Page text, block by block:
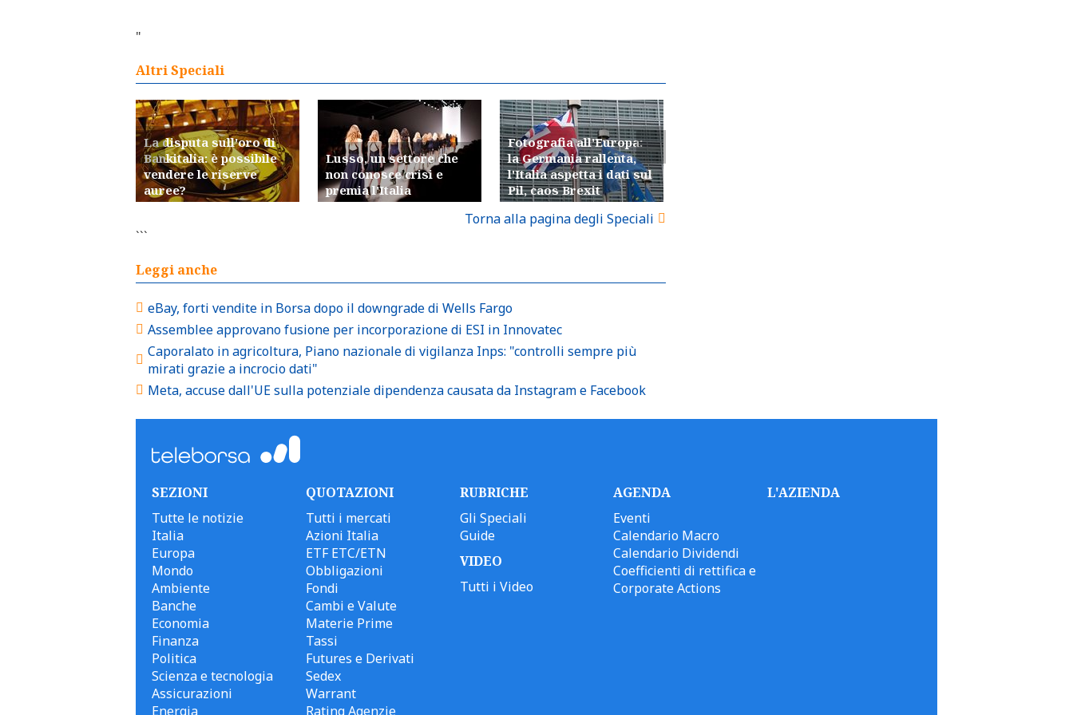
"
Altri Speciali
La disputa sull'oro di
Bankitalia: è possibile
vendere le riserve
auree?
Lusso, un settore che
non conosce crisi e
premia l'Italia
Fotografia all'Europa:
la Germania rallenta,
l'Italia aspetta i dati sul
Pil, caos Brexit
Torna alla pagina degli Speciali
```
Leggi anche
eBay, forti vendite in Borsa dopo il downgrade di Wells Fargo
Assemblee approvano fusione per incorporazione di ESI in Innovatec
Caporalato in agricoltura, Piano nazionale di vigilanza Inps: "controlli sempre più
mirati grazie a incrocio dati"
Meta, accuse dall'UE sulla potenziale dipendenza causata da Instagram e Facebook
SEZIONI
Tutte le notizie
Italia
Europa
Mondo
Ambiente
Banche
Economia
Finanza
Politica
Scienza e tecnologia
Assicurazioni
Energia
QUOTAZIONI
Tutti i mercati
Azioni Italia
ETF ETC/ETN
Obbligazioni
Fondi
Cambi e Valute
Materie Prime
Tassi
Futures e Derivati
Sedex
Warrant
Rating Agenzie
RUBRICHE
Gli Speciali
Guide
VIDEO
Tutti i Video
AGENDA
Eventi
Calendario Macro
Calendario Dividendi
Coefficienti di rettifica e
Corporate Actions
L'AZIENDA